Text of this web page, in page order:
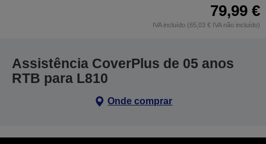
79,99 €
IVA incluído (65,03 € IVA não incluído)
Assistência CoverPlus de 05 anos
RTB para L810
Onde comprar